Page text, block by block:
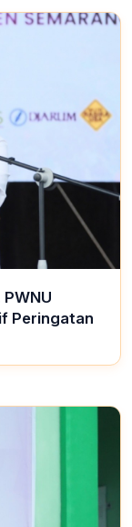
Peringatan